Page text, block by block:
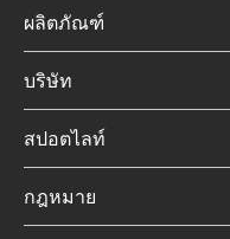
ผลิตภัณฑ์
บริษัท
สปอตไลท์
กฎหมาย